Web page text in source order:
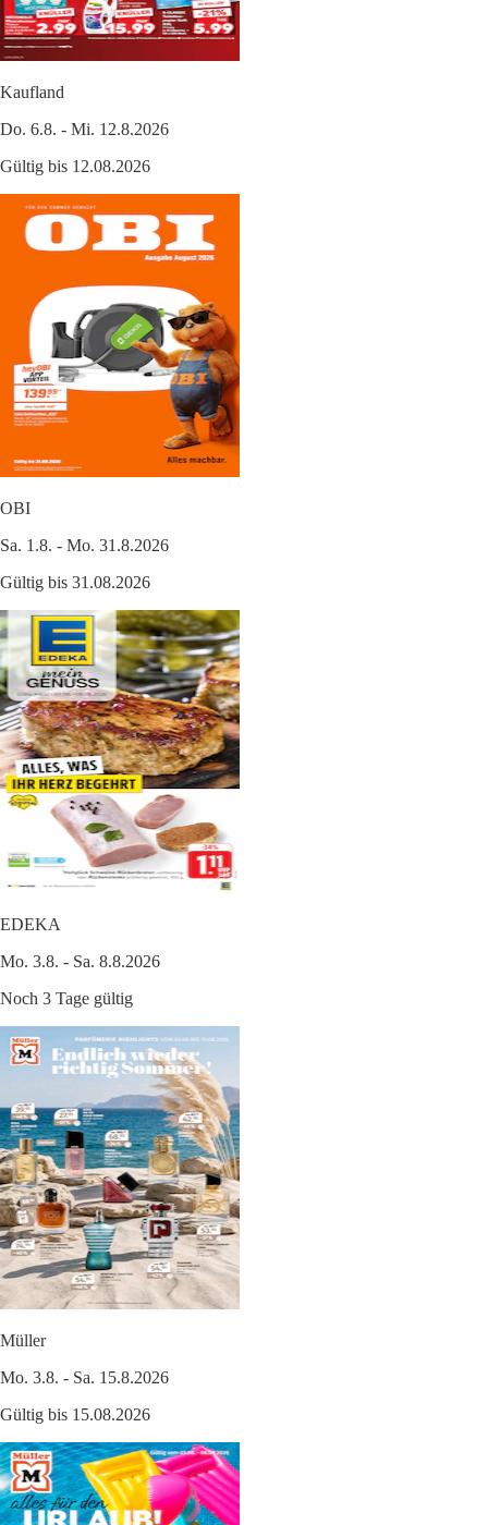
Kaufland
Do. 6.8. - Mi. 12.8.2026
Gültig bis 12.08.2026
OBI
Sa. 1.8. - Mo. 31.8.2026
Gültig bis 31.08.2026
EDEKA
Mo. 3.8. - Sa. 8.8.2026
Noch 3 Tage gültig
Müller
Mo. 3.8. - Sa. 15.8.2026
Gültig bis 15.08.2026